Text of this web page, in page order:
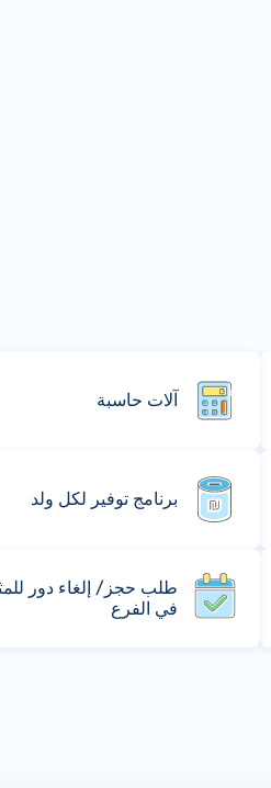
آلات حاسبة
برنامج توفير لكل ولد
طلب حجز/ إلغاء دور
في الفرع